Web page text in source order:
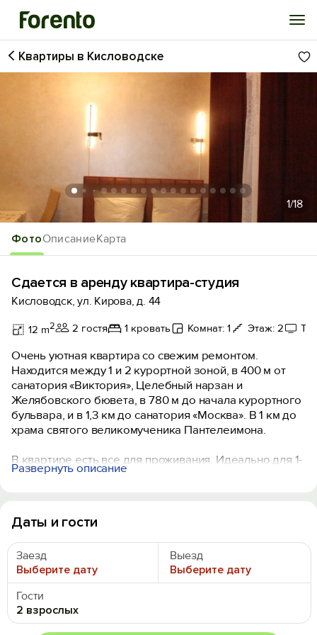
Войти
Избранное
История просмотра
Добавить свой объект
ФотоОписаниеКарта
Квартиры в Кисловодске
1/18
Сдается в аренду квартира-студия
Кисловодск, ул. Кирова, д. 44
12 m2 2 гостя 1 кровать Комнат: 1 Этаж: 2
Очень уютная квартира со свежим ремонтом.
Находится между 1 и 2 курортной зоной, в 400 м от
санатория «Виктория», Целебный нарзан и
Желябовского бювета, в 780 м до начала курортного
бульвара, и в 1,3 км до санатория «Москва». В 1 км до
храма святого великомученика Пантелеимона.
В квартире есть все для проживания. Идеально для 1-
2 путешественников. Обратите внимание, квартира
посуда и принадлежности, столовые приборы,
электрический чайник, обеденный стол, турка для
приготовления кофе, чай/кофе, телевизор.
Оснащение: постельное белье, стиральная машина,
утюг с гладильной доской, металлическая дверь,
шторы блэкаут.
Ванная комната: полотенца, туалетные
принадлежности, фен, душ, тапочки, гигиенический
Развернуть описание
Даты и гости
Заезд
Выберите дату
Выезд
Выберите дату
Гости
2 взрослых